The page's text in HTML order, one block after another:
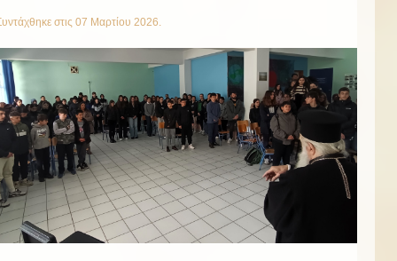
στις 07 Μαρτίου 2026.